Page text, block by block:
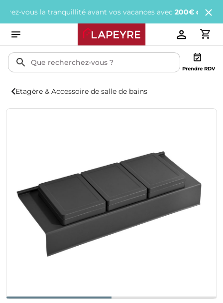
la tranquillité avant vos vacances avec200€ offertstous
Prendre RDV
Etagère & Accessoire de salle de bains